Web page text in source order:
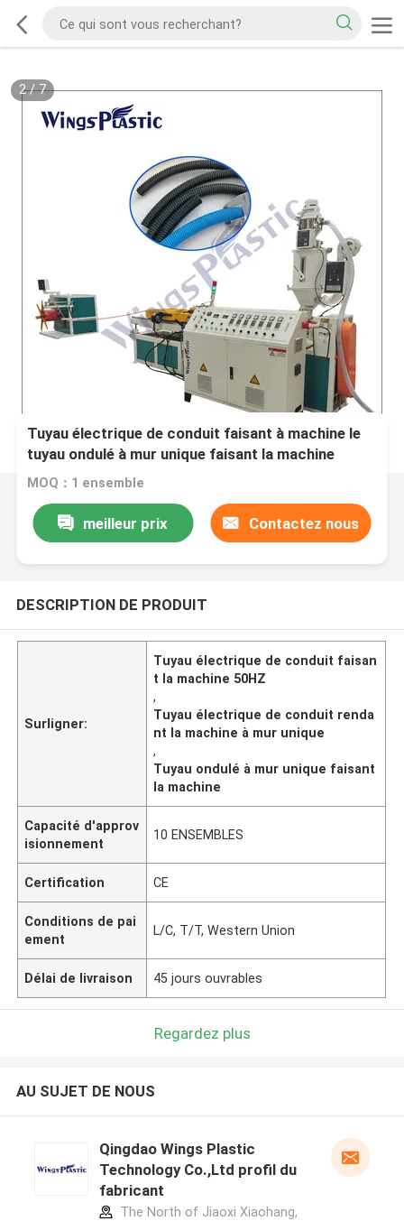
2/7
Tuyau électrique de conduit faisant à machine le
tuyau ondulé à mur unique faisant la machine
MOQ：1 ensemble
meilleur prix Contactez nous
DESCRIPTION DE PRODUIT
Surligner:
Tuyau électrique de conduit faisan
t la machine 50HZ
,
Tuyau électrique de conduit renda
nt la machine à mur unique
,
Tuyau ondulé à mur unique faisant
la machine
Capacité d'approv
isionnement
10 ENSEMBLES
Certification CE
Conditions de pai
ement
L/C, T/T, Western Union
Délai de livraison 45 jours ouvrables
Regardez plus
AU SUJET DE NOUS
Qingdao Wings Plastic
Technology Co.,Ltd profil du
fabricant
The North of Jiaoxi Xiaohang,